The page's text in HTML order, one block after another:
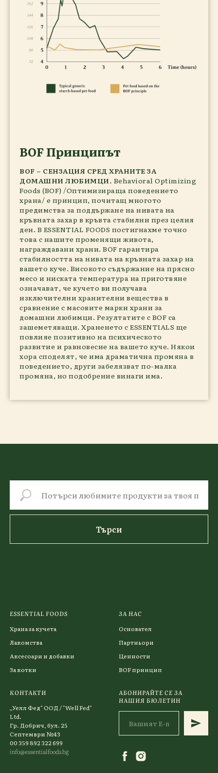
BOF Принципът
BOF – СЕНЗАЦИЯ СРЕД ХРАНИТЕ ЗА
ДОМАШНИ ЛЮБИМЦИ. Behavioral Optimizing
Foods (BOF) /Оптимизираща поведението
храна/ е принцип, почитащ многото
предимства за поддържане на нивата на
кръвната захар в кръвта стабилни през целия
ден. В ESSENTIAL FOODS постигнахме точно
това с нашите променящи живота,
награждавани храни. BOF гарантира
стабилността на нивата на кръвната захар на
вашето куче. Високото съдържание на прясно
месо и ниската температура на приготвяне
означават, че кучето ви получава
изключителни хранителни вещества в
сравнение с масовите марки храни за
домашни любимци. Резултатите с BOF са
зашеметяващи. Храненето с ESSENTIALS ще
повлияе позитивно на психическото
развитие и равновесие на вашето куче. Някои
хора споделят, че има драматична промяна в
поведението, други забелязват по-малка
промяна, но подобрение винаги има.
Търси
ESSENTIAL FOODS
Храна за кучета
Лакомства
Аксесоари и добавки
За котки
ЗА НАС
Основател
Партньори
Ценности
BOF принцип
КОНТАКТИ
„Уелл Фед" ООД / "Well Fed"
Ltd.
Гр. Добрич, бул. 25
Септември №43
00 359 892 322 699
info@essentialfoods.bg
АБОНИРАЙТЕ СЕ ЗА
НАШИЯ БЮЛЕТИН